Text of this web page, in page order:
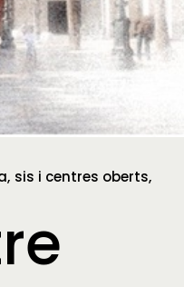
sis i centres oberts